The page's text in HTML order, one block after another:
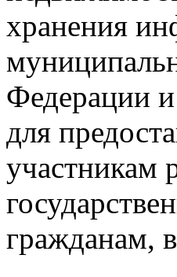
хранения
Федерации
для
участникам
гражданам,